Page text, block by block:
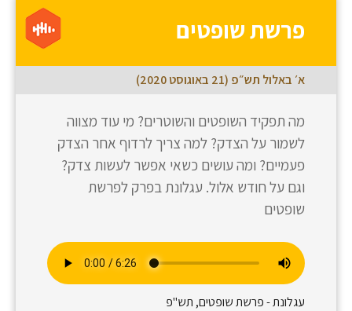
פרשת שופטים
א׳ באלול תש״פ (21 באוגוסט 2020)
מה תפקיד השופטים והשוטרים? מי עוד מצווה
לשמור על הצדק? למה צריך לרדוף אחר הצדק
פעמיים? ומה עושים כשאי אפשר לעשות צדק?
וגם על חודש אלול. עגלונת בפרק לפרשת
שופטים
עגלונת - פרשת שופטים, תש"פ